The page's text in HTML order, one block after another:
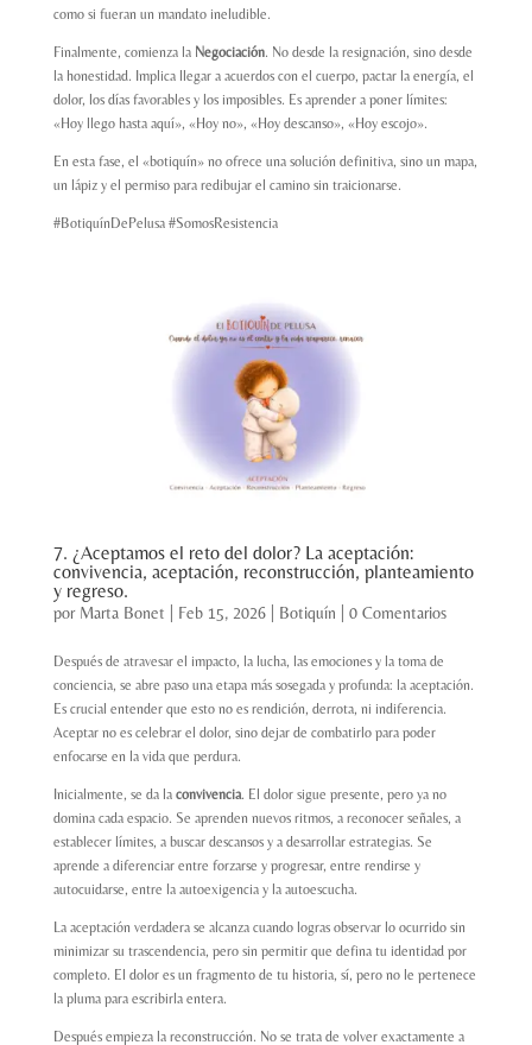
como si fueran un mandato ineludible.
Finalmente, comienza la Negociación. No desde la resignación, sino desde
la honestidad. Implica llegar a acuerdos con el cuerpo, pactar la energía, el
dolor, los días favorables y los imposibles. Es aprender a poner límites:
«Hoy llego hasta aquí», «Hoy no», «Hoy descanso», «Hoy escojo».
En esta fase, el «botiquín» no ofrece una solución definitiva, sino un mapa,
un lápiz y el permiso para redibujar el camino sin traicionarse.
#BotiquínDePelusa #SomosResistencia
7. ¿Aceptamos el reto del dolor? La aceptación:
convivencia, aceptación, reconstrucción, planteamiento
y regreso.
por Marta Bonet Feb 15, 2026| Botiquín 0 Comentarios
Después de atravesar el impacto, la lucha, las emociones y la toma de
conciencia, se abre paso una etapa más sosegada y profunda: la aceptación.
Es crucial entender que esto no es rendición, derrota, ni indiferencia.
Aceptar no es celebrar el dolor, sino dejar de combatirlo para poder
enfocarse en la vida que perdura.
Inicialmente, se da la convivencia. El dolor sigue presente, pero ya no
domina cada espacio. Se aprenden nuevos ritmos, a reconocer señales, a
establecer límites, a buscar descansos y a desarrollar estrategias. Se
aprende a diferenciar entre forzarse y progresar, entre rendirse y
autocuidarse, entre la autoexigencia y la autoescucha.
La aceptación verdadera se alcanza cuando logras observar lo ocurrido sin
minimizar su trascendencia, pero sin permitir que defina tu identidad por
completo. El dolor es un fragmento de tu historia, sí, pero no le pertenece
la pluma para escribirla entera.
Después empieza la reconstrucción. No se trata de volver exactamente a